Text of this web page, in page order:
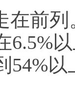
在前
6.5%
54%